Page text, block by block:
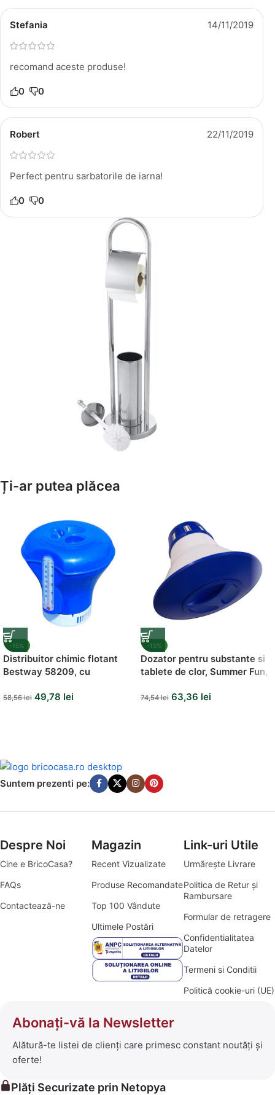
Stefania 14/11/2019
recomand aceste produse!
0 0
Robert 22/11/2019
Perfect pentru sarbatorile de iarna!
0 0
Suporți Hârtie Igenică
Ți-ar putea plăcea
-15%
Distribuitor chimic flotant
Bestway 58209, cu
58,56lei 49,78 lei
-15%
Dozator pentru substante si
tablete de clor, Summer Fun,
74,54lei 63,36 lei
Suntem prezenti pe:
Despre Noi
Cine e BricoCasa?
FAQs
Contactează-ne
Magazin
Recent Vizualizate
Produse Recomandate
Top 100 Vândute
Ultimele Postări
Link-uri Utile
Urmărește Livrare
Politica de Retur și
Rambursare
Formular de retragere
Confidentialitatea
Datelor
Termeni si Conditii
Politică cookie-uri (UE)
Abonați-vă la Newsletter
Alătură-te listei de clienți care primesc constant noutăți și
oferte!
Plăți Securizate prin Netopya